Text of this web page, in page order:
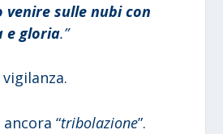
venire sulle nubi con
e gloria.”
ancora “tribolazione”.